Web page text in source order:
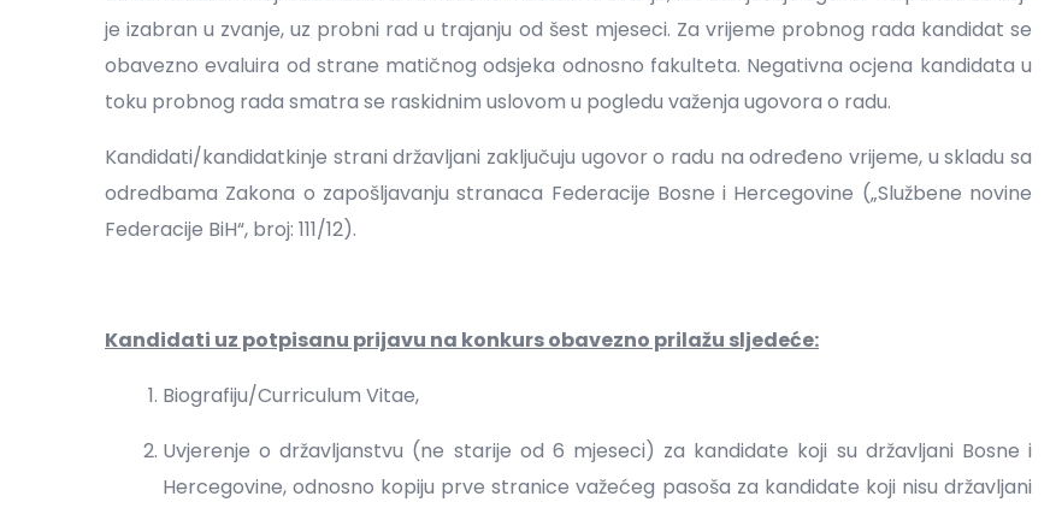
je izabran u zvanje, uz probni rad u trajanju od šest mjeseci. Za vrijeme probnog rada kandidat se
obavezno evaluira od strane matičnog odsjeka odnosno fakulteta. Negativna ocjena kandidata u
toku probnog rada smatra se raskidnim uslovom u pogledu važenja ugovora o radu.
Kandidati/kandidatkinje strani državljani zaključuju ugovor o radu na određeno vrijeme, u skladu sa
odredbama Zakona o zapošljavanju stranaca Federacije Bosne i Hercegovine („Službene novine
Federacije BiH“, broj: 111/12).
Kandidati uz potpisanu prijavu na konkurs obavezno prilažu sljedeće:
Biografiju/Curriculum Vitae,
Uvjerenje o državljanstvu (ne starije od 6 mjeseci) za kandidate koji su državljani Bosne i
Hercegovine, odnosno kopiju prve stranice važećeg pasoša za kandidate koji nisu državljani